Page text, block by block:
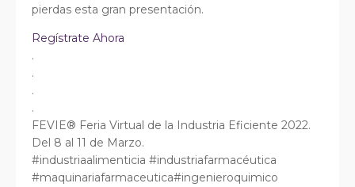
pierdas esta gran presentación.
Regístrate Ahora
.
.
.
.
FEVIE® Feria Virtual de la Industria Eficiente 2022.
Del 8 al 11 de Marzo.
#industriaalimenticia #industriafarmacéutica
#maquinariafarmaceutica#ingenieroquimico